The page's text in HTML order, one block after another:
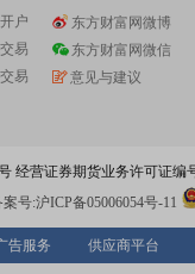
户
易
易
东方财富网微博
东方财富网微信
意见与建议
经营证券期货业务许可证编
案号:沪ICP备05006054号-11
告服务 供应商平台